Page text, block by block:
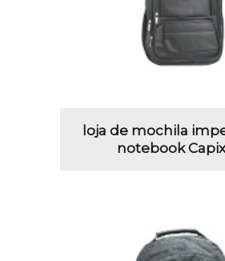
loja de mochila
notebook